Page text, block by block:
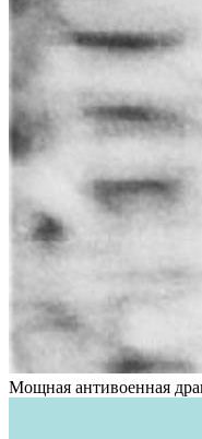
Мощная антивоенная